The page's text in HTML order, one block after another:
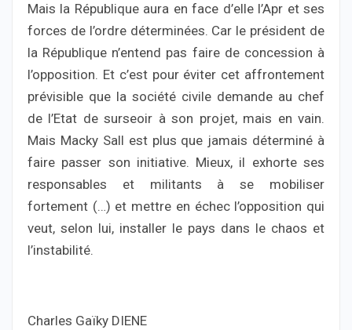
Mais la République aura en face d’elle l’Apr et ses
forces de l’ordre déterminées. Car le président de
la République n’entend pas faire de concession à
l’opposition. Et c’est pour éviter cet affrontement
prévisible que la société civile demande au chef
de l’Etat de surseoir à son projet, mais en vain.
Mais Macky Sall est plus que jamais déterminé à
faire passer son initiative. Mieux, il exhorte ses
responsables et militants à se mobiliser
fortement (…) et mettre en échec l’opposition qui
veut, selon lui, installer le pays dans le chaos et
l’instabilité.
Charles Gaïky DIENE